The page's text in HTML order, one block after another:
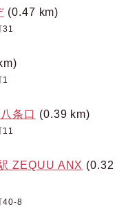
(0.47 km)
31
1
条口 (0.39 km)
11
ZEQUU ANX (0.32
40-8